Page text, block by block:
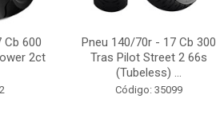
Cb 600
2ct
Pneu 140/70r - 17 Cb 300
Tras Pilot Street 2 66s
(Tubeless) ...
Código: 35099